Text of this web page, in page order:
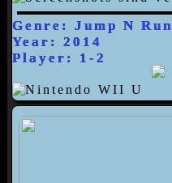
Genre: Jump N Run
Year: 2014
Player: 1-2